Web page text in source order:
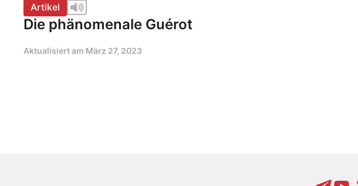
Artikel
Die phänomenale Guérot
Aktualisiert am März 27, 2023